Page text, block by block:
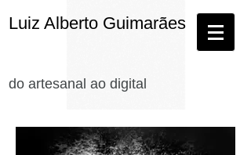
Luiz Alberto Guimarães
do artesanal ao digital